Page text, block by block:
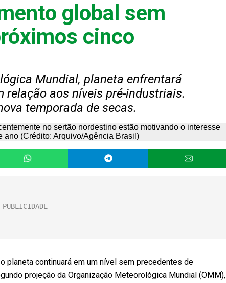
global sem
cinco
Mundial, planeta enfrentará
relação aos níveis pré-industriais.
temporada de secas.
planeta continuará em um nível sem precedentes de
projeção da Organização Meteorológica Mundial (OMM),